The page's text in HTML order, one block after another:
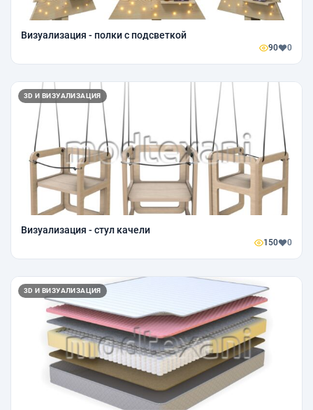
Визуализация - полки с подсветкой
90 0
3D И ВИЗУАЛИЗАЦИЯ
Визуализация - стул качели
150 0
3D И ВИЗУАЛИЗАЦИЯ